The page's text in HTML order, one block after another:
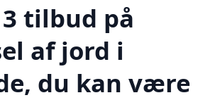
tilbud på
af jord i
du kan være